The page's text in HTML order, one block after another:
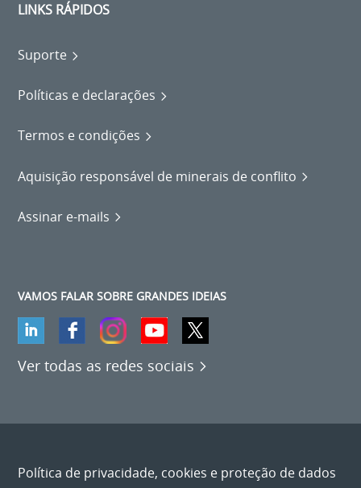
LINKS RÁPIDOS
Suporte
Políticas e declarações
Termos e condições
Aquisição responsável de minerais de conflito
Assinar e-mails
VAMOS FALAR SOBRE GRANDES IDEIAS
Ver todas as redes sociais
Política de privacidade, cookies e proteção de dados